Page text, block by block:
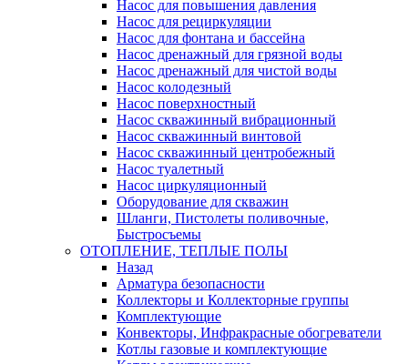
Насос для повышения давления
Насос для рециркуляции
Насос для фонтана и бассейна
Насос дренажный для грязной воды
Насос дренажный для чистой воды
Насос колодезный
Насос поверхностный
Насос скважинный вибрационный
Насос скважинный винтовой
Насос скважинный центробежный
Насос туалетный
Насос циркуляционный
Оборудование для скважин
Шланги, Пистолеты поливочные,
Быстросъемы
ОТОПЛЕНИЕ, ТЕПЛЫЕ ПОЛЫ
Назад
Арматура безопасности
Коллекторы и Коллекторные группы
Комплектующие
Конвекторы, Инфракрасные обогреватели
Котлы газовые и комплектующие